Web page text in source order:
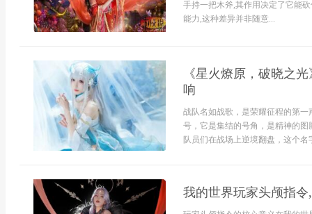
手持一把木斧,其作用决定了它能
能力,这种差异并非随意...
《星火燎原，破晓之
响
战队名如战歌，是荣耀征程的第
号，它是集结的号角，是精神的
队员们在战场上逆境翻盘，这个
我的世界玩家头颅指